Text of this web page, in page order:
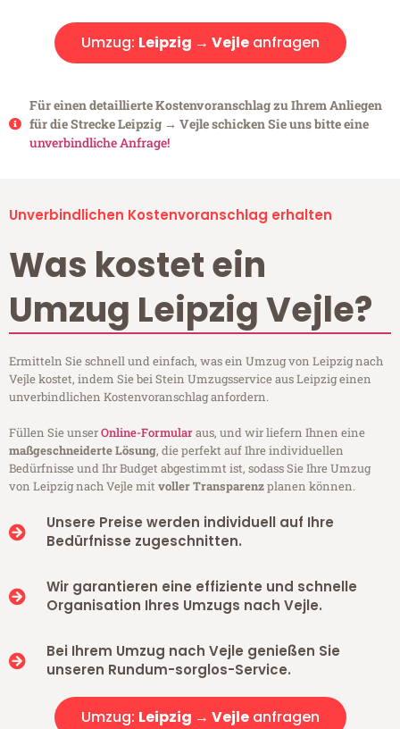
Umzug: Leipzig → Vejleanfragen
Für einen detaillierte Kostenvoranschlag zu Ihrem Anliegen
für die Strecke Leipzig → Vejle schicken Sie uns bitte eine
unverbindliche Anfrage!
Unverbindlichen Kostenvoranschlag erhalten
Was kostet ein
Umzug Leipzig Vejle?
Ermitteln Sie schnell und einfach, was ein Umzug von Leipzig nach
Vejle kostet, indem Sie bei Stein Umzugsservice aus Leipzig einen
unverbindlichen Kostenvoranschlag anfordern.
Füllen Sie unserOnline-Formularaus, und wir liefern Ihnen eine
maßgeschneiderte Lösung, die perfekt auf Ihre individuellen
Bedürfnisse und Ihr Budget abgestimmt ist, sodass Sie Ihre Umzug
von Leipzig nach Vejle mitvoller Transparenzplanen können.
Unsere Preise werden individuell auf Ihre
Bedürfnisse zugeschnitten.
Wir garantieren eine effiziente und schnelle
Organisation Ihres Umzugs nach Vejle.
Bei Ihrem Umzug nach Vejle genießen Sie
unseren Rundum-sorglos-Service.
Umzug: Leipzig → Vejleanfragen